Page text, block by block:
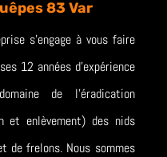
83 Var
s’engage à vous faire
12 années d’expérience
de l’éradication
et enlèvement) des nids
de frelons. Nous sommes